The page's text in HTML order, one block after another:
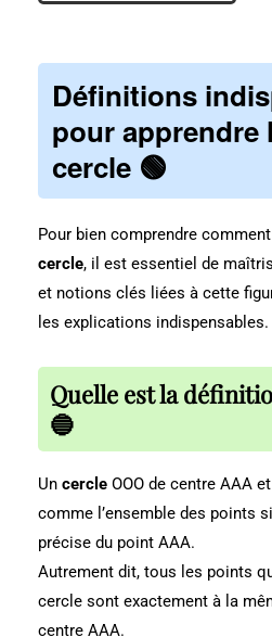
Définitions
pour apprendre
cercle 🟢
Pour bien comprendre
cercle, il est essentiel de
et notions clés liées à cette
les explications indispensables.
Quelle est la
🔵
Un cercle OOO de centre AAA
comme l’ensemble des points
précise du point AAA.
Autrement dit, tous les points
cercle sont exactement à la
centre AAA.